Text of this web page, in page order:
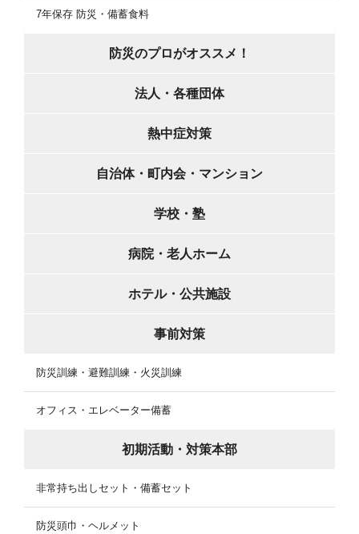
7年保存 防災・備蓄食料
防災のプロがオススメ！
法人・各種団体
熱中症対策
自治体・町内会・マンション
学校・塾
病院・老人ホーム
ホテル・公共施設
事前対策
防災訓練・避難訓練・火災訓練
オフィス・エレベーター備蓄
初期活動・対策本部
非常持ち出しセット・備蓄セット
防災頭巾・ヘルメット